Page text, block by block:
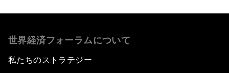
世界経済フォーラムについて
私たちのストラテジー